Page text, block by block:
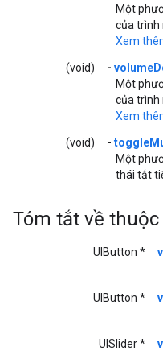
Một
của trình
Xem
(void) -
Một
của trình
Xem
(void) -
Một
thái tắt
Tóm tắt về
UIButton *
UIButton *
UISlider *